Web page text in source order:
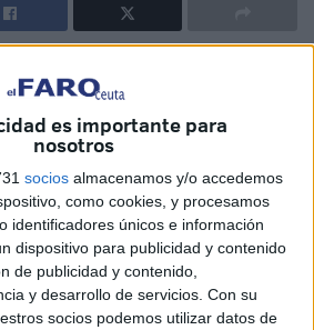
es importante para
nosotros
socios almacenamos y/o accedemos
como cookies, y procesamos
identificadores únicos e información
dispositivo para publicidad y contenido
de publicidad y contenido,
y desarrollo de servicios. Con su
socios podemos utilizar datos de
miércoles a la venta las
del espectáculo de
que, a cargo de la Compañía
Auditorio delRevellínel 24 de
horas.
se podrán adquirir entradas a
con descuento de 1 euro para
está incluido en la programación